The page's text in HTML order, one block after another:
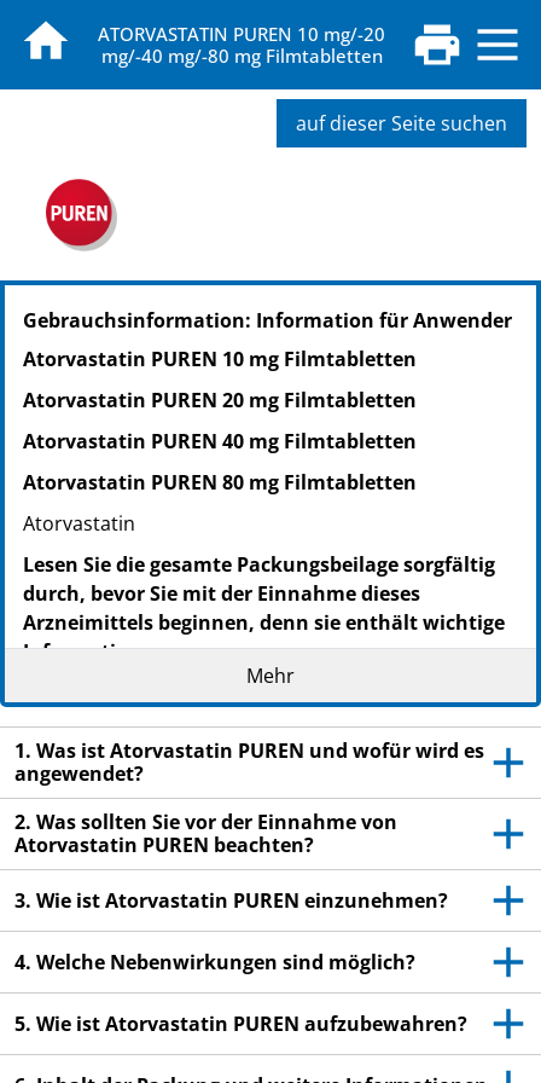
ATORVASTATIN PUREN 10 mg/-20
mg/-40 mg/-80 mg Filmtabletten
auf dieser Seite suchen
PZN: 11297664
PPN: 111129766428
NTIN: 04150112976642
PPN: 111129770141
NTIN: 04150112977014
PZN: 11297730
PPN: 111129773060
NTIN: 04150112977304
Gebrauchsinformation: Information für Anwender
Atorvastatin PUREN 10 mg Filmtabletten
Atorvastatin PUREN 20 mg Filmtabletten
Atorvastatin PUREN 40 mg Filmtabletten
Atorvastatin PUREN 80 mg Filmtabletten
Atorvastatin
Lesen Sie die gesamte Packungsbeilage sorgfältig
durch, bevor Sie mit der Einnahme dieses
Arzneimittels beginnen, denn sie enthält wichtige
Informationen.
- Heben Sie die Packungsbeilage auf. Vielleicht
möchten Sie diese später nochmals lesen.
- Wenn Sie weitere Fragen haben, wenden Sie sich an
Ihren Arzt, Apotheker oder das medizinische
Fachpersonal.
- Dieses Arzneimittel wurde Ihnen persönlich
verschrieben. Geben Sie es nicht an Dritte weiter. Es
kann anderen Menschen schaden, auch wenn diese
die gleichen Beschwerden haben wie Sie.
- Wenn Sie Nebenwirkungen bemerken, wenden Sie
Fachpersonal. Dies gilt auch für Nebenwirkungen, die
nicht in dieser Packungsbeilage angegeben sind. Siehe
Mehr
1. Was ist Atorvastatin PUREN und wofür wird es
angewendet?
2. Was sollten Sie vor der Einnahme von
Atorvastatin PUREN beachten?
3. Wie ist Atorvastatin PUREN einzunehmen?
4. Welche Nebenwirkungen sind möglich?
5. Wie ist Atorvastatin PUREN aufzubewahren?